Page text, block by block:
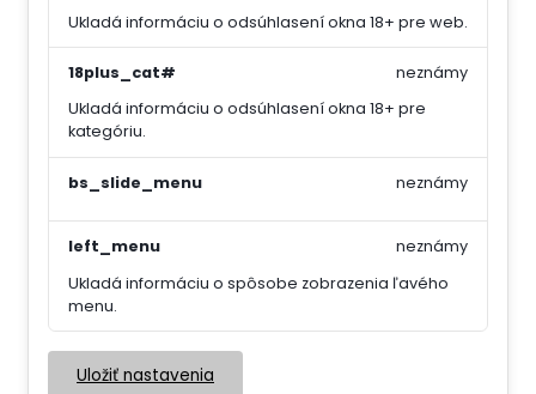
Ukladá informáciu o odsúhlasení okna 18+ pre web.
18plus_cat#
Ukladá informáciu o odsúhlasení okna 18+ pre
kategóriu.
neznámy
bs_slide_menu neznámy
left_menu
Ukladá informáciu o spôsobe zobrazenia ľavého
menu.
neznámy
Uložiť nastavenia